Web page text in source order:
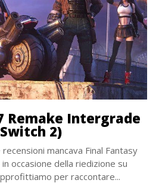
Remake Intergrade
2)
mancava Final Fantasy
occasione della riedizione su
per raccontare...